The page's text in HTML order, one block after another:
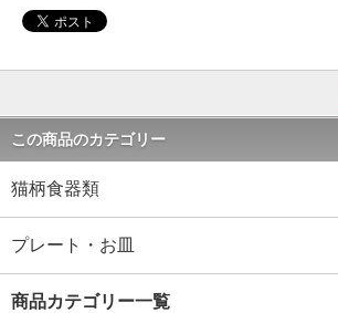
この商品のカテゴリー
猫柄食器類
プレート・お皿
商品カテゴリー一覧